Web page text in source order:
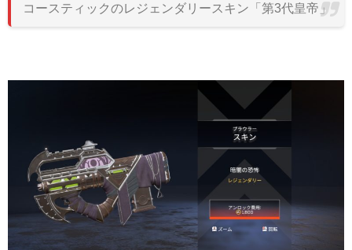
コースティックのレジェンダリースキン「第3代皇帝」